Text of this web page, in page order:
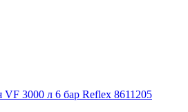
VF 3000 л 6 бар Reflex 8611205